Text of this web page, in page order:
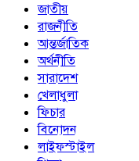
জাতীয়
রাজনীতি
আন্তর্জাতিক
অর্থনীতি
সারাদেশ
খেলাধুলা
ফিচার
বিনোদন
লাইফস্টাইল